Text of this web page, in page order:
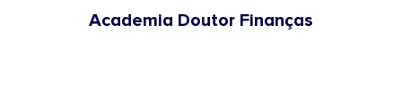
Academia Doutor Finanças